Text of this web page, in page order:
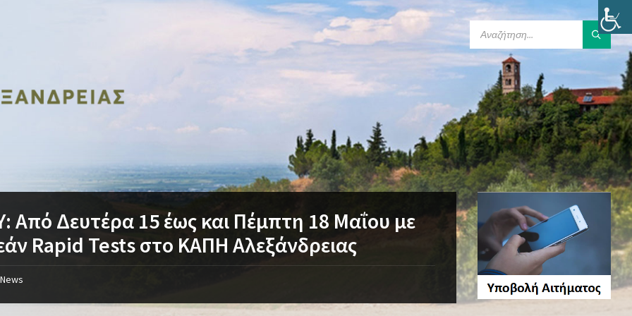
Από Δευτέρα 15 έως και Πέμπτη 18 Μαΐου με
Rapid Tests στο ΚΑΠΗ Αλεξάνδρειας
News